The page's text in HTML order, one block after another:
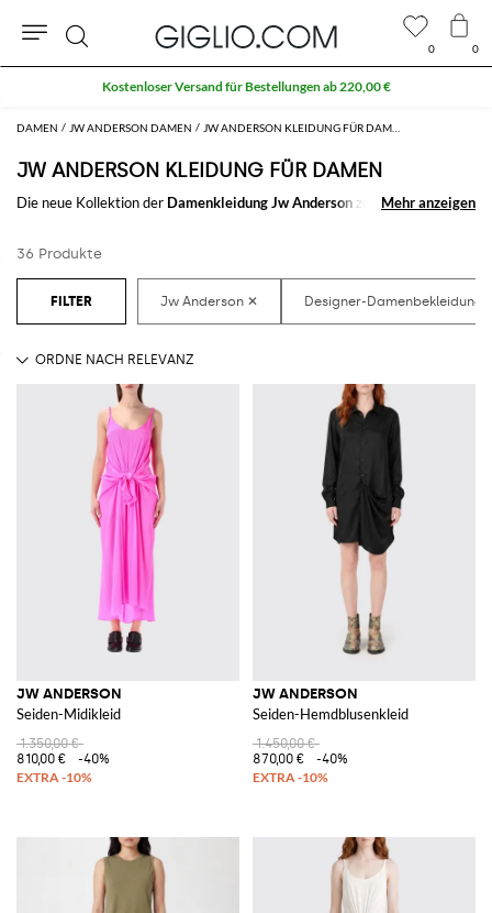
DAMEN JW ANDERSON DAMEN
JW ANDERSON KLEIDUNG FÜR DAMEN
Die neue Kollektion der Damenkleidung Jw Anderson zu entdecken auf
zu den klassischsten Looks. Du wirst immer das finden was du suchst.
Entdecke die letzen Kollektionen derDamenbekleidung Jw Andersonauf
Mehr anzeigen
Mehr anzeigen
36 Produkte
JW ANDERSON
Seiden-Midikleid
1.350,00 €
810,00 €
-40%
JW ANDERSON
Seiden-Hemdblusenkleid
1.450,00 €
870,00 €
-40%
0 0
Suche
Kostenloser Versand für Bestellungen ab 220,00 €